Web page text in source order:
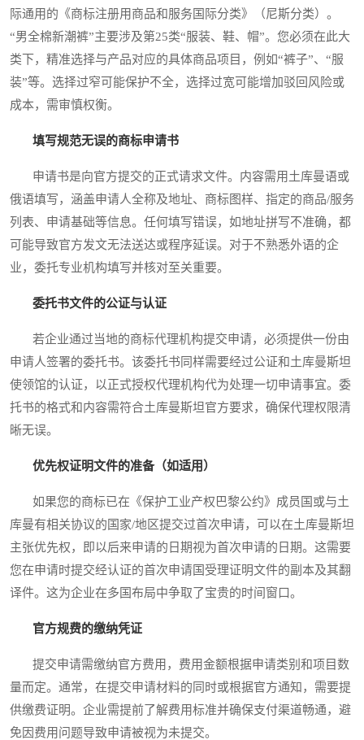
际通用的《商标注册用商品和服务国际分类》（尼斯分类）。
“男全棉新潮裤”主要涉及第25类“服装、鞋、帽”。您必须在此大
类下，精准选择与产品对应的具体商品项目，例如“裤子”、“服
装”等。选择过窄可能保护不全，选择过宽可能增加驳回风险或
成本，需审慎权衡。
填写规范无误的商标申请书
申请书是向官方提交的正式请求文件。内容需用土库曼语或
俄语填写，涵盖申请人全称及地址、商标图样、指定的商品/服务
列表、申请基础等信息。任何填写错误，如地址拼写不准确，都
可能导致官方发文无法送达或程序延误。对于不熟悉外语的企
业，委托专业机构填写并核对至关重要。
委托书文件的公证与认证
若企业通过当地的商标代理机构提交申请，必须提供一份由
申请人签署的委托书。该委托书同样需要经过公证和土库曼斯坦
使领馆的认证，以正式授权代理机构代为处理一切申请事宜。委
托书的格式和内容需符合土库曼斯坦官方要求，确保代理权限清
晰无误。
优先权证明文件的准备（如适用）
如果您的商标已在《保护工业产权巴黎公约》成员国或与土
库曼有相关协议的国家/地区提交过首次申请，可以在土库曼斯坦
主张优先权，即以后来申请的日期视为首次申请的日期。这需要
您在申请时提交经认证的首次申请国受理证明文件的副本及其翻
译件。这为企业在多国布局中争取了宝贵的时间窗口。
官方规费的缴纳凭证
提交申请需缴纳官方费用，费用金额根据申请类别和项目数
量而定。通常，在提交申请材料的同时或根据官方通知，需要提
供缴费证明。企业需提前了解费用标准并确保支付渠道畅通，避
免因费用问题导致申请被视为未提交。